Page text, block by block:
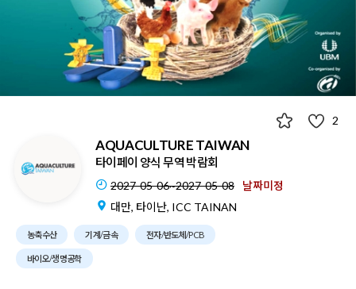
2
AQUACULTURE TAIWAN
타이페이 양식 무역 박람회
2027-05-06~2027-05-08
날짜미정
대만, 타이난, ICC TAINAN
농축수산 기계/금속 전자/반도체/PCB
바이오/생명공학